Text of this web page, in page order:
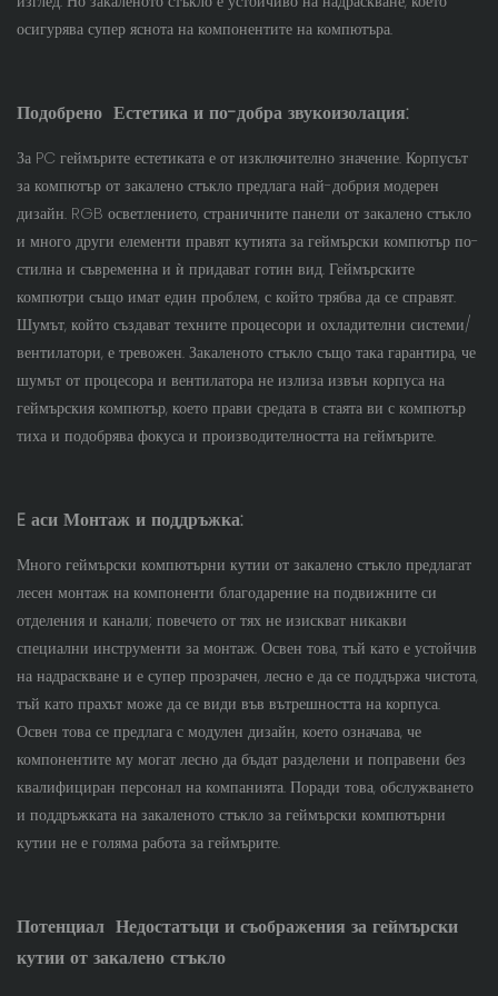
осигурява супер яснота на компонентите на компютъра.
Подобрено Естетика и по-добра звукоизолация:
За PC геймърите естетиката е от изключително значение. Корпусът
за компютър от закалено стъкло предлага най-добрия модерен
дизайн. RGB осветлението, страничните панели от закалено стъкло
и много други елементи правят кутията за геймърски компютър по-
стилна и съвременна и ѝ придават готин вид. Геймърските
компютри също имат един проблем, с който трябва да се справят.
Шумът, който създават техните процесори и охладителни системи/
вентилатори, е тревожен. Закаленото стъкло също така гарантира, че
шумът от процесора и вентилатора не излиза извън корпуса на
геймърския компютър, което прави средата в стаята ви с компютър
тиха и подобрява фокуса и производителността на геймърите.
E аси Монтаж и поддръжка:
Много геймърски компютърни кутии от закалено стъкло предлагат
лесен монтаж на компоненти благодарение на подвижните си
отделения и канали; повечето от тях не изискват никакви
специални инструменти за монтаж. Освен това, тъй като е устойчив
на надраскване и е супер прозрачен, лесно е да се поддържа чистота,
тъй като прахът може да се види във вътрешността на корпуса.
Освен това се предлага с модулен дизайн, което означава, че
компонентите му могат лесно да бъдат разделени и поправени без
квалифициран персонал на компанията. Поради това, обслужването
и поддръжката на закаленото стъкло за геймърски компютърни
кутии не е голяма работа за геймърите.
Потенциал Недостатъци и съображения за геймърски
кутии от закалено стъкло